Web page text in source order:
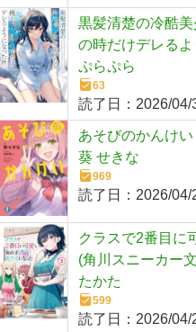
黒髪清楚の冷酷
の時だけデレる
ぷらぷら
63
読了日： 2026/04/
あそびのかんけ
葵 せきな
969
読了日： 2026/04/
クラスで2番目に
(角川スニーカー
たかた
599
読了日： 2026/04/